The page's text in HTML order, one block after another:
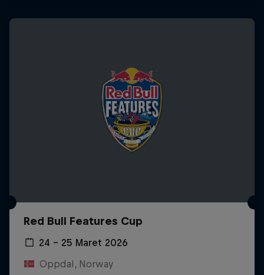
Red Bull Features Cup
24 – 25 Maret 2026
Oppdal, Norway